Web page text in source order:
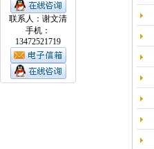
联系人：谢文清
手机：
13472521719